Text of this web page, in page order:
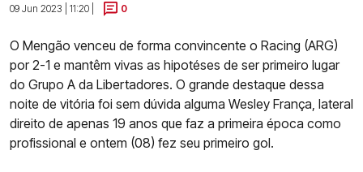
09 Jun 2023 | 11:20 |
0
O Mengão venceu de forma convincente o Racing (ARG)
por 2-1 e mantêm vivas as hipotéses de ser primeiro lugar
do Grupo A da Libertadores. O grande destaque dessa
noite de vitória foi sem dúvida alguma Wesley França, lateral
direito de apenas 19 anos que faz a primeira época como
profissional e ontem (08) fez seu primeiro gol.